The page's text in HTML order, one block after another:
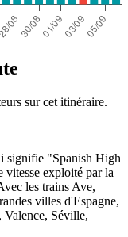
sur cet itinéraire.
signifie "Spanish High
vitesse exploité par la
les trains Ave,
villes d'Espagne,
Valence, Séville,